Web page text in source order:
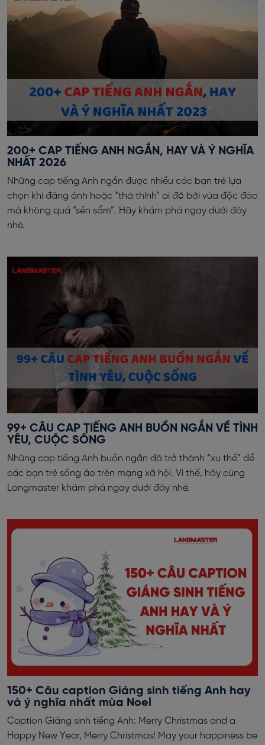
200+ CAP TIẾNG ANH NGẮN, HAY VÀ Ý NGHĨA
NHẤT 2026
Những cap tiếng Anh ngắn được nhiều các bạn trẻ lựa
chọn khi đăng ảnh hoặc “thả thính” ai đó bởi vừa độc đáo
mà không quá “sến sẩm”. Hãy khám phá ngay dưới đây
nhé.
99+ CÂU CAP TIẾNG ANH BUỒN NGẮN VỀ TÌNH
YÊU, CUỘC SỐNG
Những cap tiếng Anh buồn ngắn đã trở thành “xu thế” để
các bạn trẻ sống ảo trên mạng xã hội. Vì thế, hãy cùng
Langmaster khám phá ngay dưới đây nhé.
150+ Câu caption Giáng sinh tiếng Anh hay
và ý nghĩa nhất mùa Noel
Caption Giáng sinh tiếng Anh: Merry Christmas and a
Happy New Year, Merry Christmas! May your happiness be